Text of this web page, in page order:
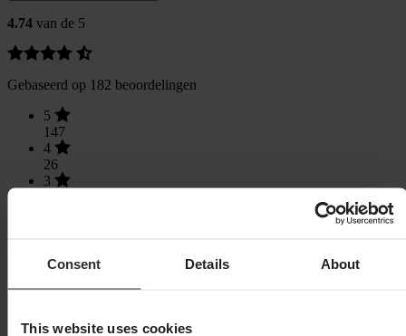
Consent Details About
This website uses cookies
4.74 van de 5
Gebaseerd op 182 beoordelingen
5
147
4
26
3
1